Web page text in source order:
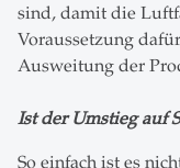
sind, damit die
Voraussetzung
Ausweitung der
Ist der Umstieg auf
So einfach ist es